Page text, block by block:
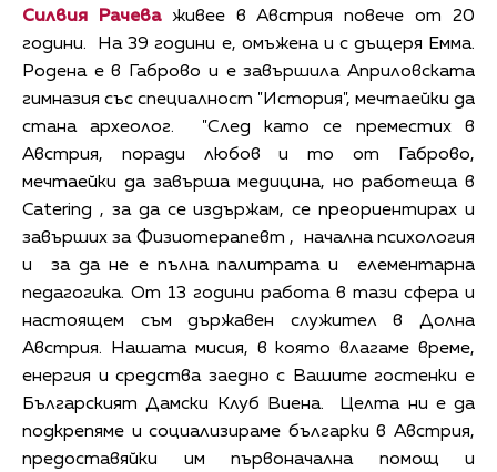
Силвия Рачева живее в Австрия повече от 20
години. На 39 години е, омъжена и с дъщеря Емма.
Родена е в Габрово и е завършила Априловската
гимназия със специалност "История", мечтаейки да
стана археолог. "След като се преместих в
Австрия, поради любов и то от Габрово,
мечтаейки да завърша медицина, но работеща в
Catering , за да се издържам, се преориентирах и
завърших за Физиотерапевт , начална психология
и за да не е пълна палитрата и елементарна
педагогика. От 13 години работа в тази сфера и
настоящем съм държавен служител в Долна
Австрия. Нашата мисия, в която влагаме време,
енергия и средства заедно с Вашите гостенки е
Българският Дамски Клуб Виена. Целта ни е да
подкрепяме и социализираме българки в Австрия,
предоставяйки им първоначална помощ и